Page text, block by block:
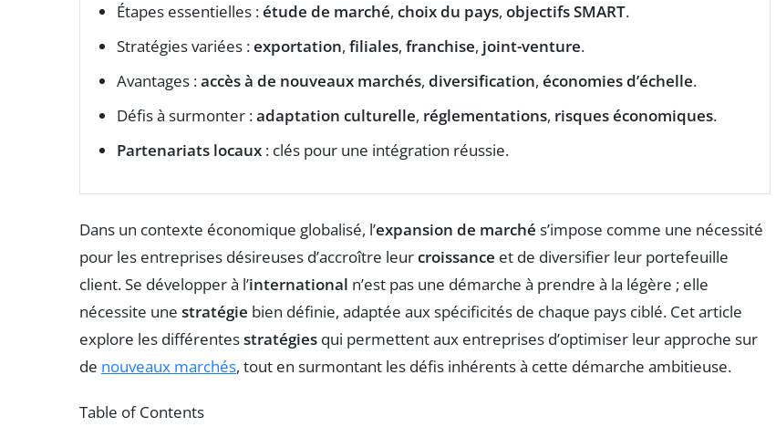
Étapes essentielles :étude de marché, choix du pays, objectifs SMART.
Stratégies variées :exportation, filiales, franchise, joint-venture.
Avantages :accès à de nouveaux marchés, diversification, économies d’échelle.
Défis à surmonter :adaptation culturelle, réglementations, risques économiques.
Partenariats locaux : clés pour une intégration réussie.
Dans un contexte économique globalisé, l’expansion de marché s’impose comme une nécessité
pour les entreprises désireuses d’accroître leurcroissance et de diversifier leur portefeuille
client. Se développer à l’international n’est pas une démarche à prendre à la légère ; elle
nécessite une stratégie bien définie, adaptée aux spécificités de chaque pays ciblé. Cet article
explore les différentesstratégies qui permettent aux entreprises d’optimiser leur approche sur
de nouveaux marchés, tout en surmontant les défis inhérents à cette démarche ambitieuse.
Table of Contents